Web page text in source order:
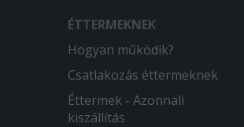
jó minőségű. Hamar
Észrevételként A 32cm-es túl
cm-es túl kevés. Jó lenne egy
változat bevezetése...
ÉTTERMEKNEK
Hogyan működik?
Csatlakozás éttermeknek
Éttermek - Azonnali
kiszállítás